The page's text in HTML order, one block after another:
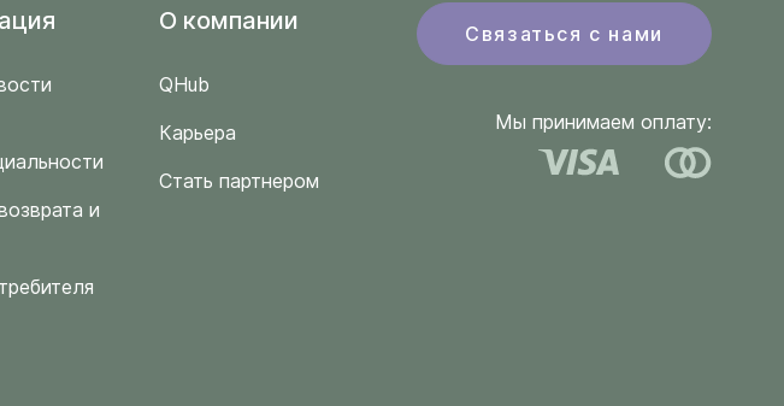
и
O компании
QHub
Карьера
Стать партнером
Связаться с нами
Мы принимаем оплату: